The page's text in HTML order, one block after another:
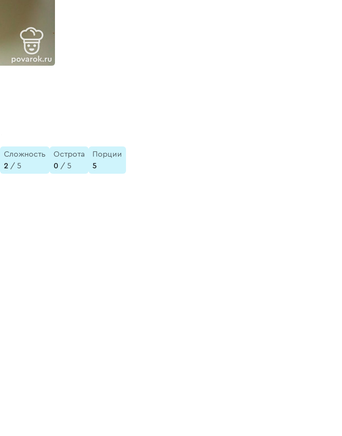
Сложность
2 / 5
Острота
0 / 5
Порции
5